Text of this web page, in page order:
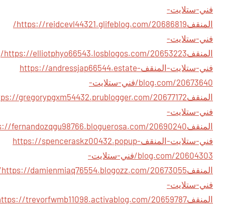
فني-ستلايت-
المنقف
https://reidcevl44321.glifeblog.com/20686819/
فني-ستلايت-
المنقف
https://elliotphyo66543.losblogos.com/20653223/
فني-ستلايت-المنقفhttps://andressjap66544.estate-
blog.com/20673640/فني-ستلايت-
المنقف
فني-ستلايت-
المنقف
فني-ستلايت-المنقفhttps://spenceraskz00432.popup-
blog.com/20604303/فني-ستلايت-
المنقف
20673055/
فني-ستلايت-
المنقف